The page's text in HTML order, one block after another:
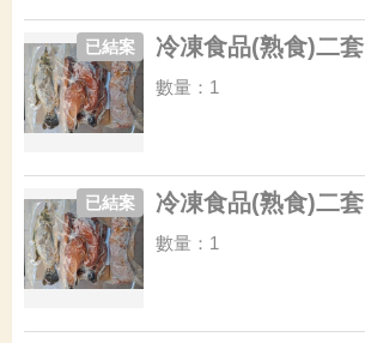
冷凍食品(熟食)二套
已結案
數量：1
冷凍食品(熟食)二套
已結案
數量：1